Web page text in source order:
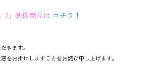
2」映像商品は コチラ！
きます。
をお掛けしますことをお詫び申し上げます。